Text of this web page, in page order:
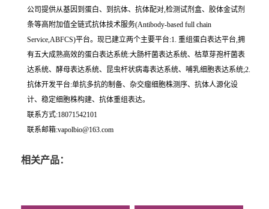
公司提供从基因到蛋白、到抗体、抗体配对,检测试剂盒、胶体金试剂
条等高附加值全链式抗体技术服务(Antibody-based full chain
Service,ABFCS)平台。现已建立两个主要平台:1. 重组蛋白表达平台,拥
有五大成熟高效的蛋白表达系统:大肠杆菌表达系统、枯草芽孢杆菌表
达系统、酵母表达系统、昆虫杆状病毒表达系统、哺乳细胞表达系统;2.
抗体开发平台:单抗多抗的制备、杂交瘤细胞株测序、抗体人源化设
计、稳定细胞株构建、抗体重组表达。
联系方式:18071542101
联系邮箱:vapolbio@163.com
相关产品：